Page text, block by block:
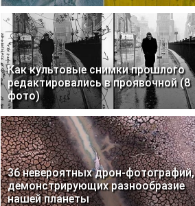
Как культовые снимки прошлого
редактировались в проявочной (8
фото)
36 невероятных дрон-фотографий,
демонстрирующих разнообразие
нашей планеты